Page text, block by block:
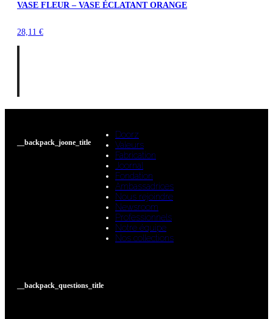
VASE FLEUR – VASE ÉCLATANT ORANGE
28,11 €
__backpack_joone_title
Doorz
Valeurs
Fabrication
Joornal
Fondation
Ambassadrices
Nous rejoindre
Newsroom
Professionnels
Notre équipe
Nos collections
__backpack_questions_title